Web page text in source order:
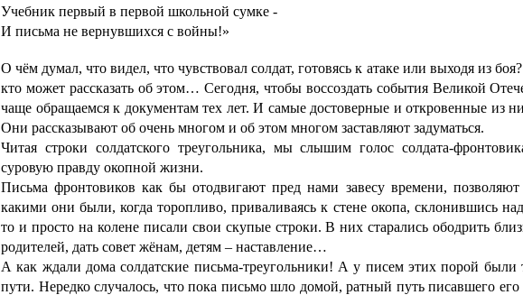
Учебник первый в первой школьной сумке -
И письма не вернувшихся с войны!»
О чём думал, что видел, что чувствовал солдат, готовясь к атаке или выходя из
кто может рассказать об этом… Сегодня, чтобы воссоздать события Великой
чаще обращаемся к документам тех лет. И самые достоверные и откровенные из
Они рассказывают об очень многом и об этом многом заставляют задуматься.
Читая строки солдатского треугольника, мы слышим голос солдата-
суровую правду окопной жизни.
Письма фронтовиков как бы отодвигают пред нами завесу времени,
какими они были, когда торопливо, приваливаясь к стене окопа, склонившись
то и просто на колене писали свои скупые строки. В них старались ободрить
родителей, дать совет жёнам, детям – наставление…
А как ждали дома солдатские письма-треугольники! А у писем этих порой были
пути. Нередко случалось, что пока письмо шло домой, ратный путь писавшего